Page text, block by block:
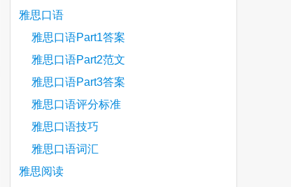
雅思口语
雅思口语Part1答案
雅思口语Part2范文
雅思口语Part3答案
雅思口语评分标准
雅思口语技巧
雅思口语词汇
雅思阅读